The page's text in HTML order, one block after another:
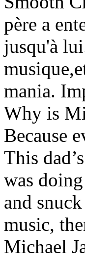
père a
jusqu'à
mania.
Why is
Because
This
was
and
music,
Michael